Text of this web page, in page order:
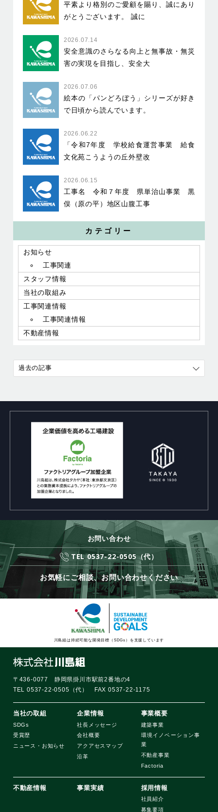
平素より格別のご愛顧を賜り、誠にあり
がとうございます。 誠に
2026.07.14
安全意識のさらなる向上と無事故・無災
害の実現を目指し、安全大
2026.07.06
絵本の「パンどろぼう」シリーズが好き
で日頃から読んでいます。
2026.06.22
「令和7年度 学校給食運営事業 給食
文化苑こうようの丘外壁改
2026.06.15
工事名 令和７年度 県単治山事業 黒
俣（原の平）地区山腹工事
カテゴリー
お知らせ
工事関連
スタッフ情報
当社の取組み
工事関連情報
工事関連情報
不動産情報
過去の記事
お問い合わせ
TEL 0537-22-0505（代）
お気軽にご相談、お問い合わせください
川島組は持続可能な開発目標（SDGs）を支援しています
〒436-0077 静岡県掛川市駅前2番地の4
TEL 0537-22-0505（代） FAX 0537-22-1175
当社の取組
SDGs
受賞歴
ニュース・お知らせ
企業情報
社長メッセージ
会社概要
アクアセスマップ
沿革
事業概要
建築事業
環境イノベーション事
業
不動産事業
Factoria
不動産情報 事業実績 採用情報
社員紹介
募集要項